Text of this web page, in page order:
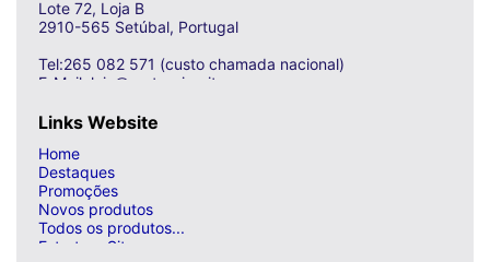
Lote 72, Loja B
2910-565 Setúbal, Portugal
Tel:265 082 571 (custo chamada nacional)
E-Mail: loja@curto-circuito.com
Links Website
Home
Destaques
Promoções
Novos produtos
Todos os produtos...
Estrutura Site